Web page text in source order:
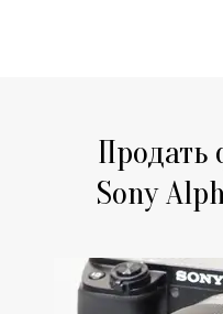
Продать
Sony